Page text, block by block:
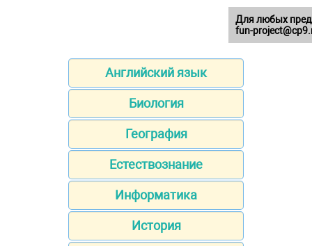
Английский язык
Биология
География
Естествознание
Информатика
История
Для любых
fun-